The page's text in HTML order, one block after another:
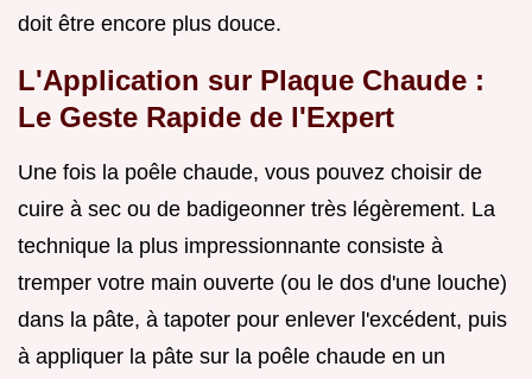
doit être encore plus douce.
L'Application sur Plaque Chaude :
Le Geste Rapide de l'Expert
Une fois la poêle chaude, vous pouvez choisir de
cuire à sec ou de badigeonner très légèrement. La
technique la plus impressionnante consiste à
tremper votre main ouverte (ou le dos d'une louche)
dans la pâte, à tapoter pour enlever l'excédent, puis
à appliquer la pâte sur la poêle chaude en un